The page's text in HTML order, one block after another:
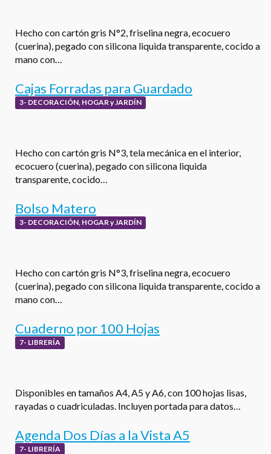
Hecho con cartón gris N°2, friselina negra, ecocuero
(cuerina), pegado con silicona liquida transparente, cocido a
mano con…
Cajas Forradas para Guardado
3- DECORACIÓN, HOGAR y JARDÍN
Hecho con cartón gris N°3, tela mecánica en el interior,
ecocuero (cuerina), pegado con silicona liquida
transparente, cocido…
Bolso Matero
3- DECORACIÓN, HOGAR y JARDÍN
Hecho con cartón gris N°3, friselina negra, ecocuero
(cuerina), pegado con silicona liquida transparente, cocido a
mano con…
Cuaderno por 100 Hojas
7- LIBRERÍA
Disponibles en tamaños A4, A5 y A6, con 100 hojas lisas,
rayadas o cuadriculadas. Incluyen portada para datos…
Agenda Dos Días a la Vista A5
7- LIBRERÍA